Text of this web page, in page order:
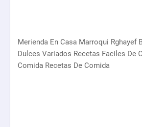
Merienda En Casa Marroqui Rghayef
Dulces Variados Recetas Faciles De
Comida Recetas De Comida